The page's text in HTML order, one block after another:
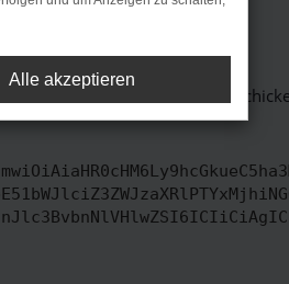
unterstützt werden.
Du kannst uns diesen Text
Alle akzeptieren